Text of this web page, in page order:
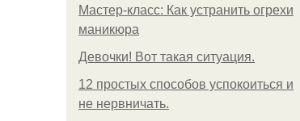
Мастер-класс: Как устранить огрехи
маникюра
Девочки! Вот такая ситуация.
12 простых способов успокоиться и
не нервничать.